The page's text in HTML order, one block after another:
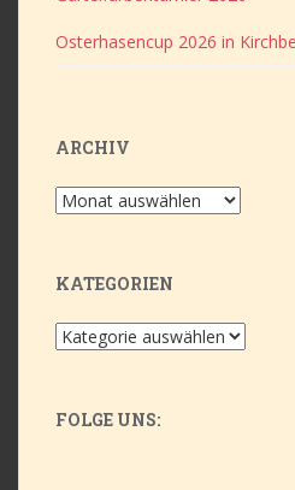
Osterhasencup 2026 in
ARCHIV
Archiv
KATEGORIEN
Kategorien
FOLGE UNS: